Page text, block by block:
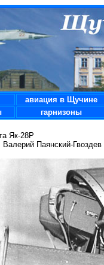
авиация в Щучине
гарнизоны
Як-28Р
Паянский-Гвоздев